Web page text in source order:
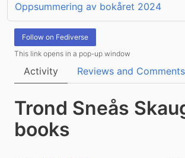
Oppsummering av bokåret 2024
Follow on Fediverse
This link opens in a pop-up window
Activity Reviews and Comments
Trond Sneås
books